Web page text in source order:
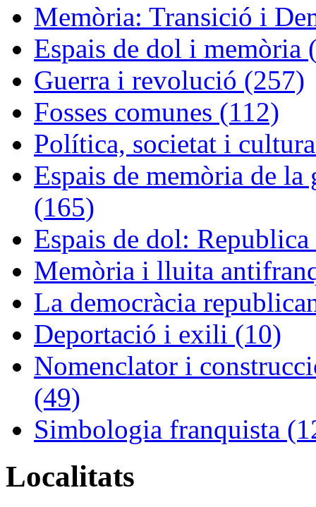
Memòria: Transició i
Espais de dol i memòria
Guerra i revolució (257)
Fosses comunes (112)
Política, societat i
Espais de memòria de
(165)
Espais de dol:
Memòria i lluita
La democràcia
Deportació i exili (10)
Nomenclator i
(49)
Simbologia franquista
Localitats